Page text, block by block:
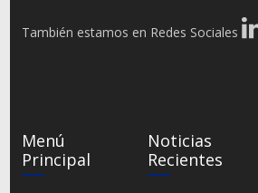
También estamos en Redes Sociales
Menú
Principal
Noticias
Recientes